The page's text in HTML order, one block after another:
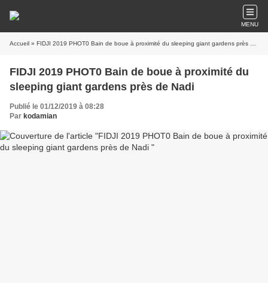
MENU
Accueil » FIDJI 2019 PHOT0 Bain de boue à proximité du sleeping giant gardens près de Nadi
FIDJI 2019 PHOT0 Bain de boue à proximité du
sleeping giant gardens près de Nadi
Publié le 01/12/2019 à 08:28
Par kodamian